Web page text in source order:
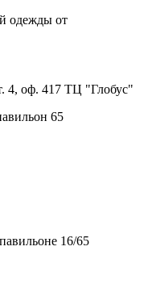
одежды от
4, оф. 417 ТЦ "Глобус"
65
16/65